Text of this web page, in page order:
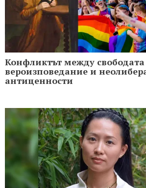
Конфликтът между
вероизповедание и
антиценности